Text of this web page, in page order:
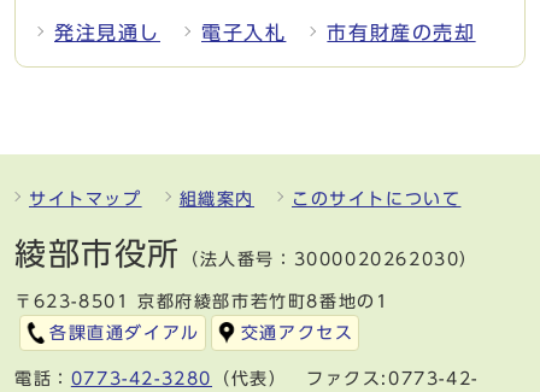
発注見通し 電子入札 市有財産の売却
サイトマップ 組織案内 このサイトについて
綾部市役所 （法人番号：3000020262030）
〒623-8501 京都府綾部市若竹町8番地の1
各課直通ダイアル
交通アクセス
電話： 0773-42-3280
（代表） ファクス:0773-42-